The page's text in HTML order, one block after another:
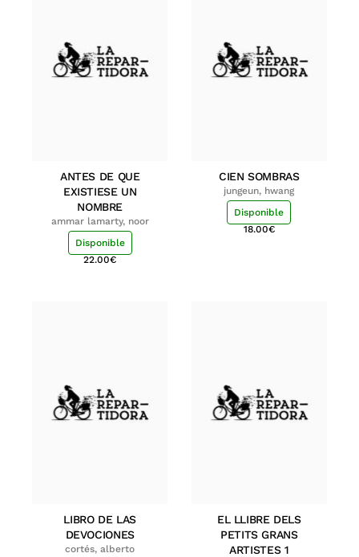
ANTES DE QUE
EXISTIESE UN
NOMBRE
ammar lamarty, noor
Disponible
22.00€
CIEN SOMBRAS
jungeun, hwang
Disponible
18.00€
LIBRO DE LAS
DEVOCIONES
cortés, alberto
EL LLIBRE DELS
PETITS GRANS
ARTISTES 1